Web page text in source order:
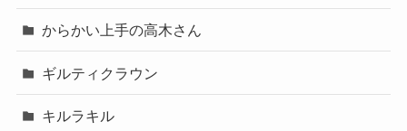
からかい上手の高木さん
ギルティクラウン
キルラキル